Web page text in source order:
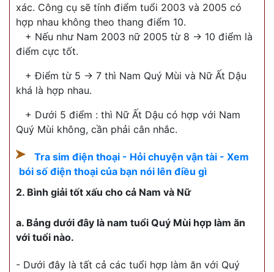
xác. Công cụ sẽ tính điểm tuổi 2003 và 2005 có
hợp nhau không theo thang điểm 10.
+ Nếu như Nam 2003 nữ 2005 từ 8 -> 10 điểm là
điểm cực tốt.
+ Điểm từ 5 -> 7 thì Nam Quý Mùi và Nữ Ất Dậu
khá là hợp nhau.
+ Dưới 5 điểm : thì Nữ Ất Dậu có hợp với Nam
Quý Mùi không, cần phải cân nhắc.
Tra sim điện thoại - Hỏi chuyện vận tài - Xem
bói số điện thoại của bạn nói lên điều gì
2. Bình giải tốt xấu cho cả Nam và Nữ
a. Bảng dưới đây là nam tuổi Quý Mùi hợp làm ăn
với tuổi nào.
- Dưới đây là tất cả các tuổi hợp làm ăn với Quý